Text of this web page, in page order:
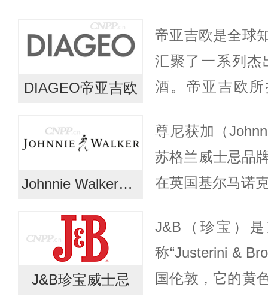
DIAGEO帝亚吉欧
帝亚吉欧是全球
汇聚了一系列杰
酒。帝亚吉欧
本地，又辐射全
国家及地区...
Johnnie Walker尊尼获加
尊尼获加（
苏格兰威士忌品
在英国基尔马诺
的优良技术和专
J&B珍宝威士忌
J&B（珍宝）
称“Justerini &
国伦敦，它的黄